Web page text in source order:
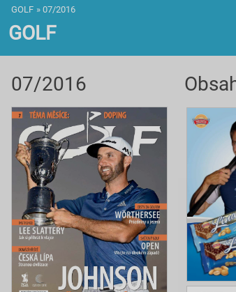
07/2016
GOLF » 07/2016
GOLF